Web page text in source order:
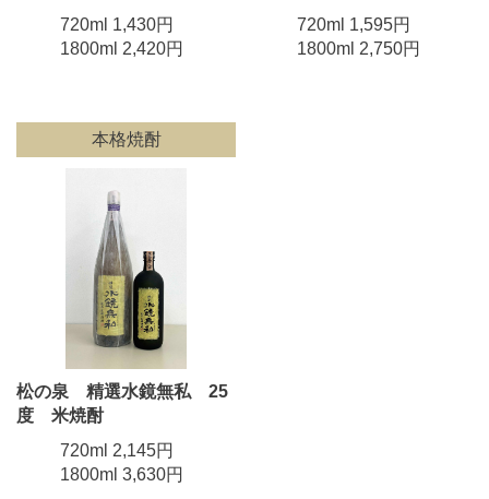
720ml 1,430円
1800ml 2,420円
720ml 1,595円
1800ml 2,750円
本格焼酎
松の泉 精選水鏡無私 25
度 米焼酎
720ml 2,145円
1800ml 3,630円